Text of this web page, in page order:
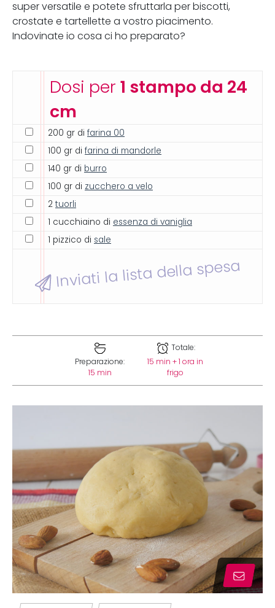
super versatile e potete sfruttarla per biscotti,
crostate e tartellette a vostro piacimento.
Indovinate io cosa ci ho preparato?
Dosi per 1 stampo da 24
cm
200 gr di farina 00
100 gr di farina di mandorle
140 gr di burro
100 gr di zucchero a velo
2 tuorli
1 cucchiaino di essenza di vaniglia
1 pizzico di sale
Inviati la lista della spesa
Preparazione:
15 min
Totale:
15 min + 1 ora in
frigo